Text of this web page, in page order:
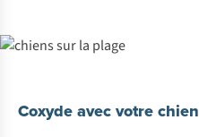
Coxyde avec votre chien